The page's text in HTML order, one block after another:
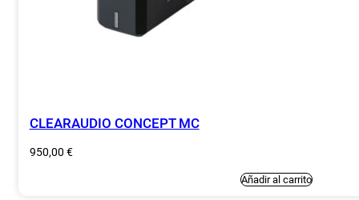
CLEARAUDIO CONCEPT MC
950,00 €
Añadir al carrito